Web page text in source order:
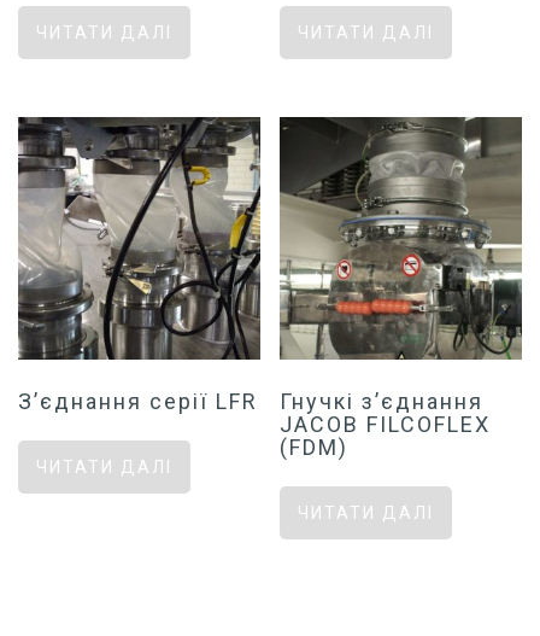
ЧИТАТИ ДАЛІ ЧИТАТИ ДАЛІ
З’єднання серії LFR
ЧИТАТИ ДАЛІ
Гнучкі з’єднання
JACOB FILCOFLEX
(FDM)
ЧИТАТИ ДАЛІ